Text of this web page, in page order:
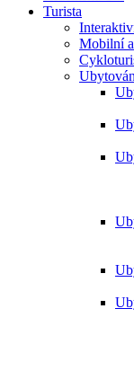
Turista
Mobilní